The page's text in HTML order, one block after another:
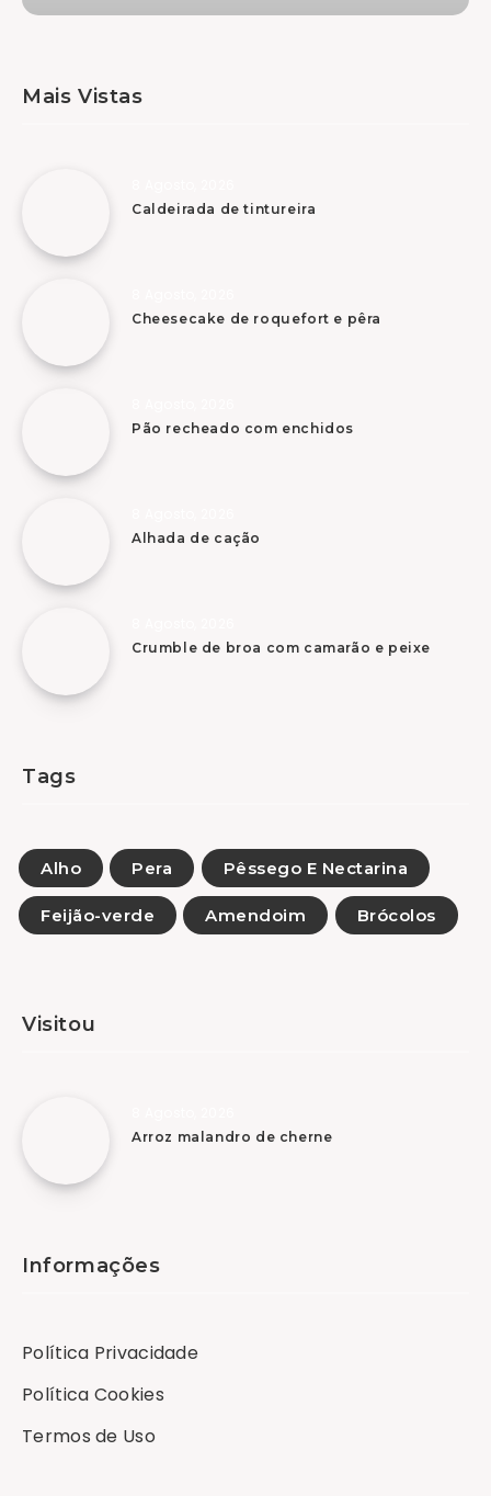
Mais Vistas
Caldeirada de tintureira
Cheesecake de roquefort e pêra
Pão recheado com enchidos
Alhada de cação
Crumble de broa com camarão e peixe
Tags
Alho Pera Pêssego E Nectarina
Feijão-verde Amendoim Brócolos
Visitou
Arroz malandro de cherne
Informações
Política Privacidade
Política Cookies
Termos de Uso